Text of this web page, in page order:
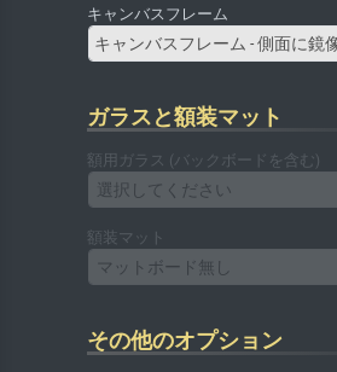
キャンバスフレーム
キャンバスフレーム - 側面に鏡
ガラスと額装マット
額用ガラス (バックボードを含む)
選択してください
額装マット
マットボード無し
その他のオプション